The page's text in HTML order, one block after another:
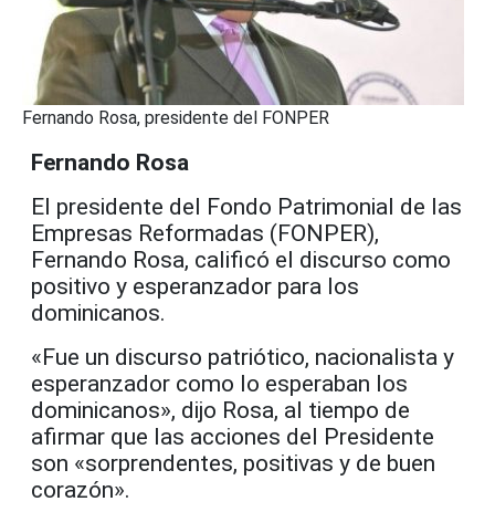
Fernando Rosa, presidente del FONPER
Fernando Rosa
El presidente del Fondo Patrimonial de las
Empresas Reformadas (FONPER),
Fernando Rosa, calificó el discurso como
positivo y esperanzador para los
dominicanos.
«Fue un discurso patriótico, nacionalista y
esperanzador como lo esperaban los
dominicanos», dijo Rosa, al tiempo de
afirmar que las acciones del Presidente
son «sorprendentes, positivas y de buen
corazón».